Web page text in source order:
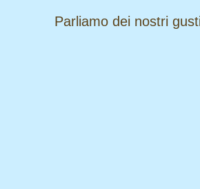
​​​​​​​Parliamo dei nostri